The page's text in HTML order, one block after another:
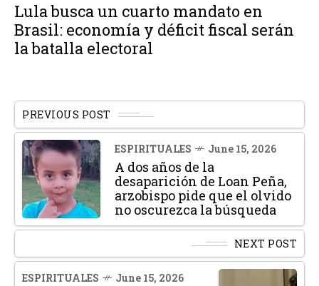
Lula busca un cuarto mandato en
Brasil: economía y déficit fiscal serán
la batalla electoral
PREVIOUS POST
ESPIRITUALES June 15, 2026
A dos años de la
desaparición de Loan Peña,
arzobispo pide que el olvido
no oscurezca la búsqueda
NEXT POST
ESPIRITUALES June 15, 2026